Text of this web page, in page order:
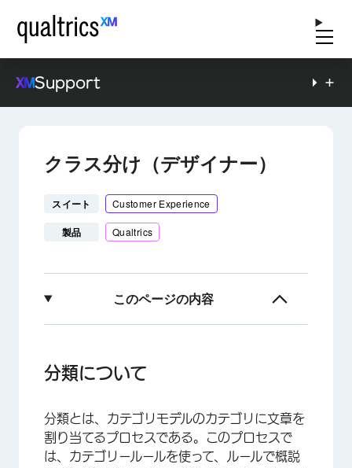
Support
クラス分け（デザイナー）
スイート Customer Experience
製品 Qualtrics
このページの内容
オンデマンド・クラシフィケーション
インクリメンタル分類
ノードの実行分類
分類について
分類とは、カテゴリモデルのカテゴリに文章を
割り当てるプロセスである。このプロセスで
は、カテゴリールールを使って、ルールで概説